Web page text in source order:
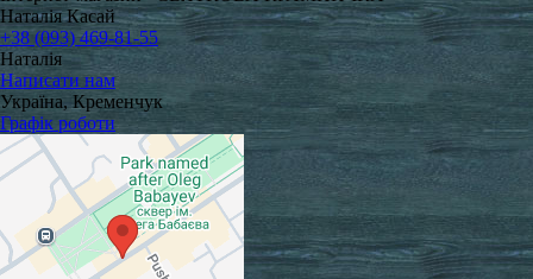
Наталія Касай
+38 (093) 469-81-55
Наталія
Написати нам
Україна, Кременчук
Графік роботи